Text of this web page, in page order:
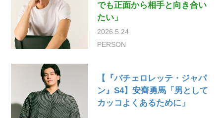
でも正面から相手と向き合い
たい」
2026.5.24
PERSON
【『バチェロレッテ・ジャパ
ン』S4】安齊勇馬「男として
カッコよくあるために」